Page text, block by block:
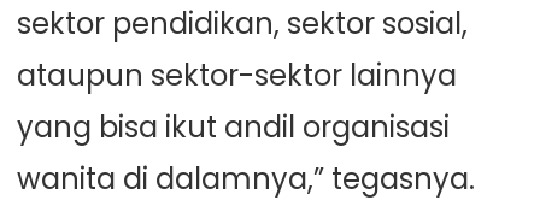
sektor pendidikan, sektor sosial,
ataupun sektor-sektor lainnya
yang bisa ikut andil organisasi
wanita di dalamnya,” tegasnya.